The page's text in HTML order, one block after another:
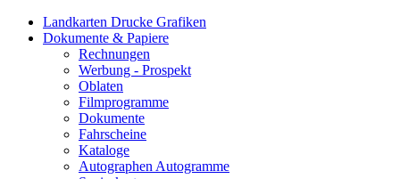
Landkarten Drucke Grafiken
Dokumente & Papiere
Rechnungen
Werbung - Prospekt
Oblaten
Filmprogramme
Dokumente
Fahrscheine
Kataloge
Autographen Autogramme